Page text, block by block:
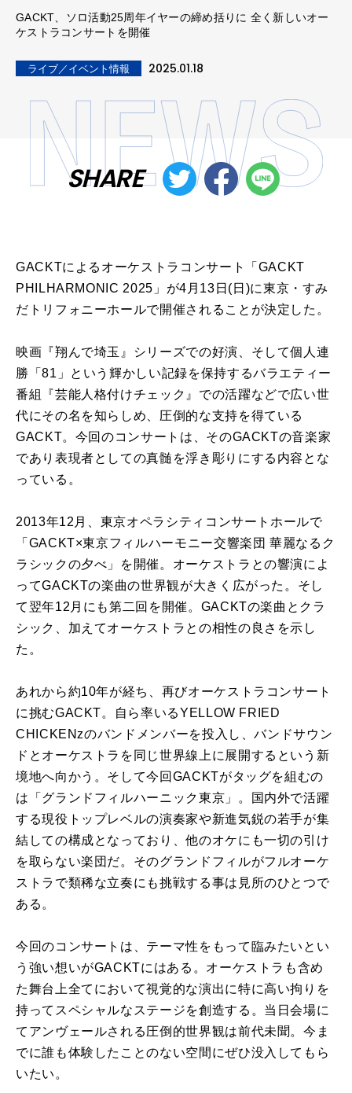
GACKT、ソロ活動25周年イヤーの締め括りに 全く新しいオー
ケストラコンサートを開催
ライブ／イベント情報 2025.01.18
SHARE
GACKTによるオーケストラコンサート「GACKT
PHILHARMONIC 2025」が4月13日(日)に東京・すみ
だトリフォニーホールで開催されることが決定した。
映画『翔んで埼玉』シリーズでの好演、そして個人連
勝「81」という輝かしい記録を保持するバラエティー
番組『芸能人格付けチェック』での活躍などで広い世
代にその名を知らしめ、圧倒的な支持を得ている
GACKT。今回のコンサートは、そのGACKTの音楽家
であり表現者としての真髄を浮き彫りにする内容とな
っている。
2013年12月、東京オペラシティコンサートホールで
「GACKT×東京フィルハーモニー交響楽団 華麗なるク
ラシックの夕べ」を開催。オーケストラとの響演によ
ってGACKTの楽曲の世界観が大きく広がった。そし
て翌年12月にも第二回を開催。GACKTの楽曲とクラ
シック、加えてオーケストラとの相性の良さを示し
た。
あれから約10年が経ち、再びオーケストラコンサート
に挑むGACKT。自ら率いるYELLOW FRIED
CHICKENzのバンドメンバーを投入し、バンドサウン
ドとオーケストラを同じ世界線上に展開するという新
境地へ向かう。そして今回GACKTがタッグを組むの
は「グランドフィルハーニック東京」。国内外で活躍
する現役トップレベルの演奏家や新進気鋭の若手が集
結しての構成となっており、他のオケにも一切の引け
を取らない楽団だ。そのグランドフィルがフルオーケ
ストラで類稀な立奏にも挑戦する事は見所のひとつで
ある。
今回のコンサートは、テーマ性をもって臨みたいとい
う強い想いがGACKTにはある。オーケストラも含め
た舞台上全てにおいて視覚的な演出に特に高い拘りを
持ってスペシャルなステージを創造する。当日会場に
てアンヴェールされる圧倒的世界観は前代未聞。今ま
でに誰も体験したことのない空間にぜひ没入してもら
いたい。